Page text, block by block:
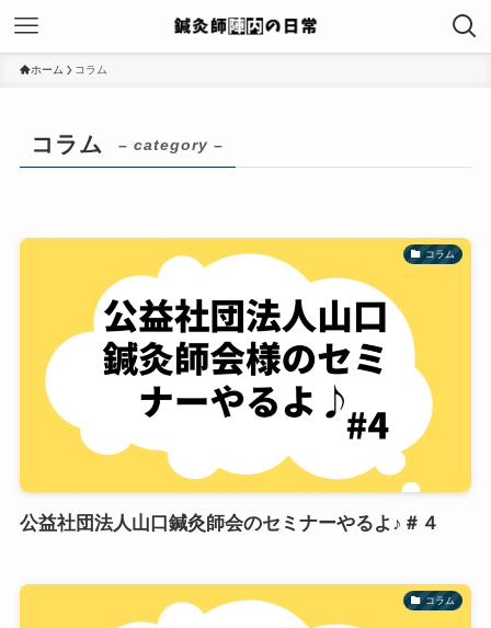
ホーム コラム
コラム – category –
コラム
公益社団法人山口鍼灸師会のセミナーやるよ♪＃４
コラム